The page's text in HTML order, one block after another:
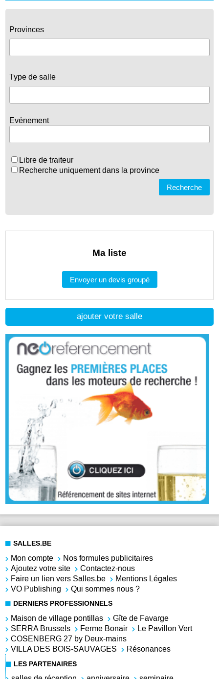
ajouter votre salle
Provinces
Type de salle
Evénement
Libre de traiteur
Recherche uniquement dans la province
Recherche
Ma liste
Envoyer un devis groupé
SALLES.BE
Mon compte
Nos formules publicitaires
Ajoutez votre site
Contactez-nous
Faire un lien vers Salles.be
Mentions Légales
VO Publishing
Qui sommes nous ?
DERNIERS PROFESSIONNELS
Maison de village pontillas
Gîte de Favarge
SERRA Brussels
Ferme Bonair
Le Pavillon Vert
COSENBERG 27 by Deux-mains
VILLA DES BOIS-SAUVAGES
Résonances
LES PARTENAIRES